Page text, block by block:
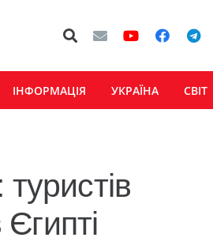
ІНФОРМАЦІЯ УКРАЇНА СВІТ